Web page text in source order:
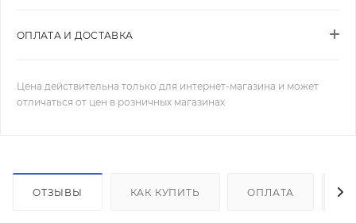
ОПЛАТА И ДОСТАВКА
Цена действительна только для интернет-магазина и может
отличаться от цен в розничных магазинах
ОТЗЫВЫ КАК КУПИТЬ ОПЛАТА